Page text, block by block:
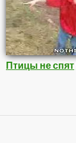
Птицы не спят